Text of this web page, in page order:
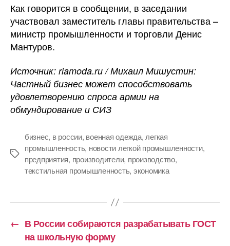
Как говорится в сообщении, в заседании
участвовал заместитель главы правительства –
министр промышленности и торговли Денис
Мантуров.
Источник: riamoda.ru / Михаил Мишустин:
Частный бизнес может способствовать
удовлетворению спроса армии на
обмундирование и СИЗ
Метки
бизнес, в россии, военная одежда,легкая
промышленность, новости легкой промышленности,
предприятия, производители, производство,
текстильная промышленность, экономика
← В России собираются разрабатывать ГОСТ
на школьную форму